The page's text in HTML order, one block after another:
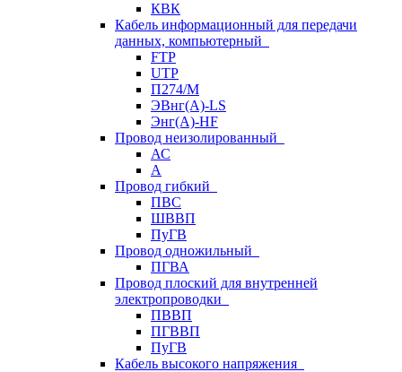
КВК
Кабель информационный для передачи
данных, компьютерный
FTP
UTP
П274/М
ЭВнг(А)-LS
Энг(А)-HF
Провод неизолированный
АС
А
Провод гибкий
ПВС
ШВВП
ПуГВ
Провод одножильный
ПГВА
Провод плоский для внутренней
электропроводки
ПВВП
ПГВВП
ПуГВ
Кабель высокого напряжения